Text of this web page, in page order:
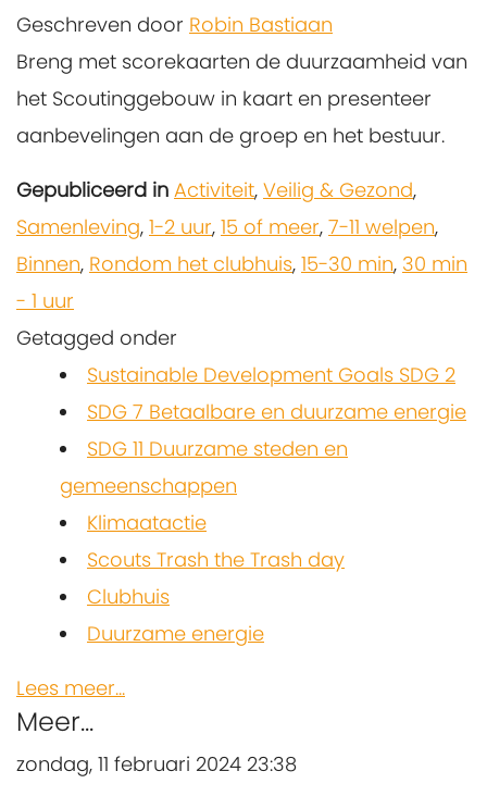
Geschreven door Robin Bastiaan
Breng met scorekaarten de duurzaamheid van
het Scoutinggebouw in kaart en presenteer
aanbevelingen aan de groep en het bestuur.
Gepubliceerd in Activiteit, Veilig & Gezond,
Samenleving, 1-2 uur, 15 of meer, 7-11 welpen,
Binnen, Rondom het clubhuis, 15-30 min, 30 min
- 1 uur
Getagged onder
Sustainable Development Goals SDG 2
SDG 7 Betaalbare en duurzame energie
SDG 11 Duurzame steden en
gemeenschappen
Klimaatactie
Scouts Trash the Trash day
Clubhuis
Duurzame energie
Lees meer...
Meer...
zondag, 11 februari 2024 23:38